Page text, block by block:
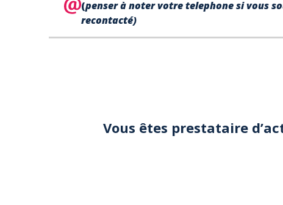
(penser à noter votre telephone si vous
recontacté)
Vous êtes prestataire